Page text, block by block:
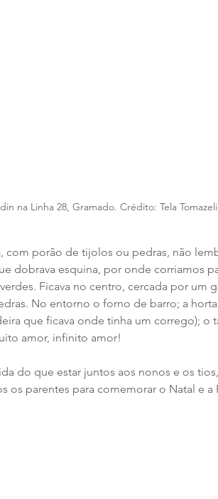
na Linha 28, Gramado. Crédito: Tela Tomazeli
com porão de tijolos ou pedras, não
dobrava esquina, por onde corriamos
Ficava no centro, cercada por um
No entorno o forno de barro; a
que ficava onde tinha um corrego); o
amor, infinito amor!
do que estar juntos aos nonos e os
os parentes para comemorar o Natal e a